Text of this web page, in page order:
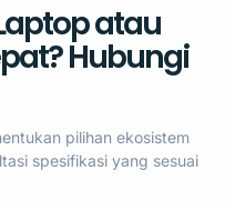
atau
Hubungi
pilihan ekosistem
spesifikasi yang sesuai